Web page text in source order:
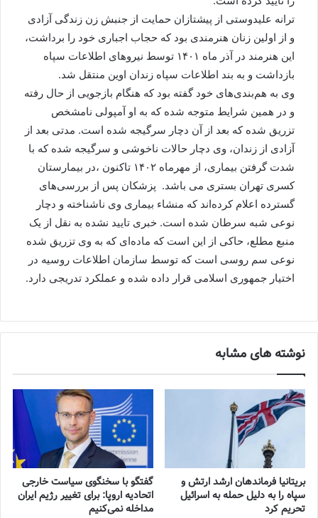
ترانه علیدوستی از پیشتازان حمایت از جنبش زن زندگی آزادی
و از اولین زنان هنرمندی بود که حجاب اجباری خود را برداشت،
این هنرمند در آذر ماه ۱۴۰۱ توسط نیروهای اطلاعات سپاه
بازداشت و به بند اطلاعات سپاه زندان اوین منتقل شد.
وی به هم‌بندی‌های خود گفته بود که هنگام بازجویی از حال رفته
و در همین شرایط متوجه شده که به او آمپولی نامشخص
تزریق شده که بعد از آن دچار سرگیجه شده است. مدتی بعد از
آزادی از زندان، وی دچار حالات ناخوشی و سرگیجه شده که با
شدت گرفتن بیماری، از مهرماه ۱۴۰۲ تاکنون ،در بیمارستان
کسری تهران بستری می باشد. پزشکان پس از بررسی‌های
گسترده اعلام کرده‌اند که منشاء بیماری وی ناشناخته و دچار
نوعی شبه سرطان شده است. خبری تایید نشده به نقل از یک
منبع مطلع، حاکی از این است که ماده‌ای که به وی تزریق شده
نوعی سم روسی است که توسط سازمان اطلاعات روسیه در
اختیار جمهوری اسلامی قرار داده شده و عملکرد تدریجی دارد.
نوشته های مشابه
بریتانیا فرماندهان ارشد ارتش و
سپاه را به دلیل حمله به اسرائیل
تحریم کرد
گفتگو با سخنگوی سیاست خارجی
اتحادیه اروپا: برای تغییر رژیم ایران
مداخله نمی‌کنیم